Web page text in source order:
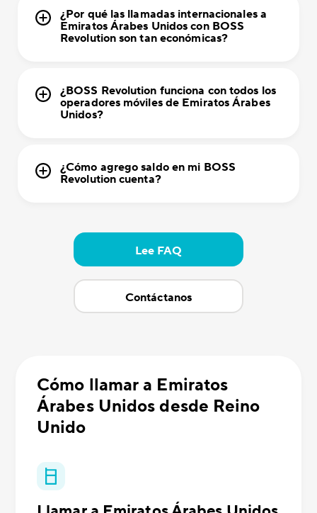
¿Por qué las llamadas internacionales a
Emiratos Árabes Unidos con BOSS
Revolution son tan económicas?
¿BOSS Revolution funciona con todos los
operadores móviles de Emiratos Árabes
Unidos?
¿Cómo agrego saldo en mi BOSS
Revolution cuenta?
Lee FAQ
Contáctanos
Cómo llamar a Emiratos
Árabes Unidos desde Reino
Unido